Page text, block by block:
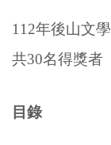
112年後山文
共30名得獎者
目錄